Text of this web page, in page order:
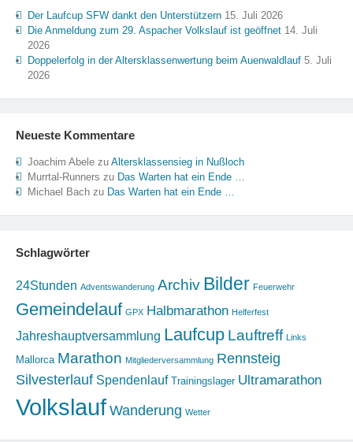
Der Laufcup SFW dankt den Unterstützern 15. Juli 2026
Die Anmeldung zum 29. Aspacher Volkslauf ist geöffnet 14. Juli
2026
Doppelerfolg in der Altersklassenwertung beim Auenwaldlauf 5. Juli
2026
Neueste Kommentare
Joachim Abelezu Altersklassensieg in Nußloch
Murrtal-Runners zu Das Warten hat ein Ende …
Michael Bachzu Das Warten hat ein Ende …
Schlagwörter
24Stunden Adventswanderung Archiv Bilder Feuerwehr
Gemeindelauf GPX Halbmarathon Helferfest
Jahreshauptversammlung Laufcup Lauftreff Links
Mallorca Marathon Mitgliederversammlung Rennsteig
Silvesterlauf Spendenlauf Trainingslager Ultramarathon
Volkslauf Wanderung Wetter